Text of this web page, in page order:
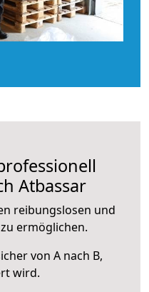
Atbassar
reibungslosen und
ermöglichen.
von A nach B,
wird.